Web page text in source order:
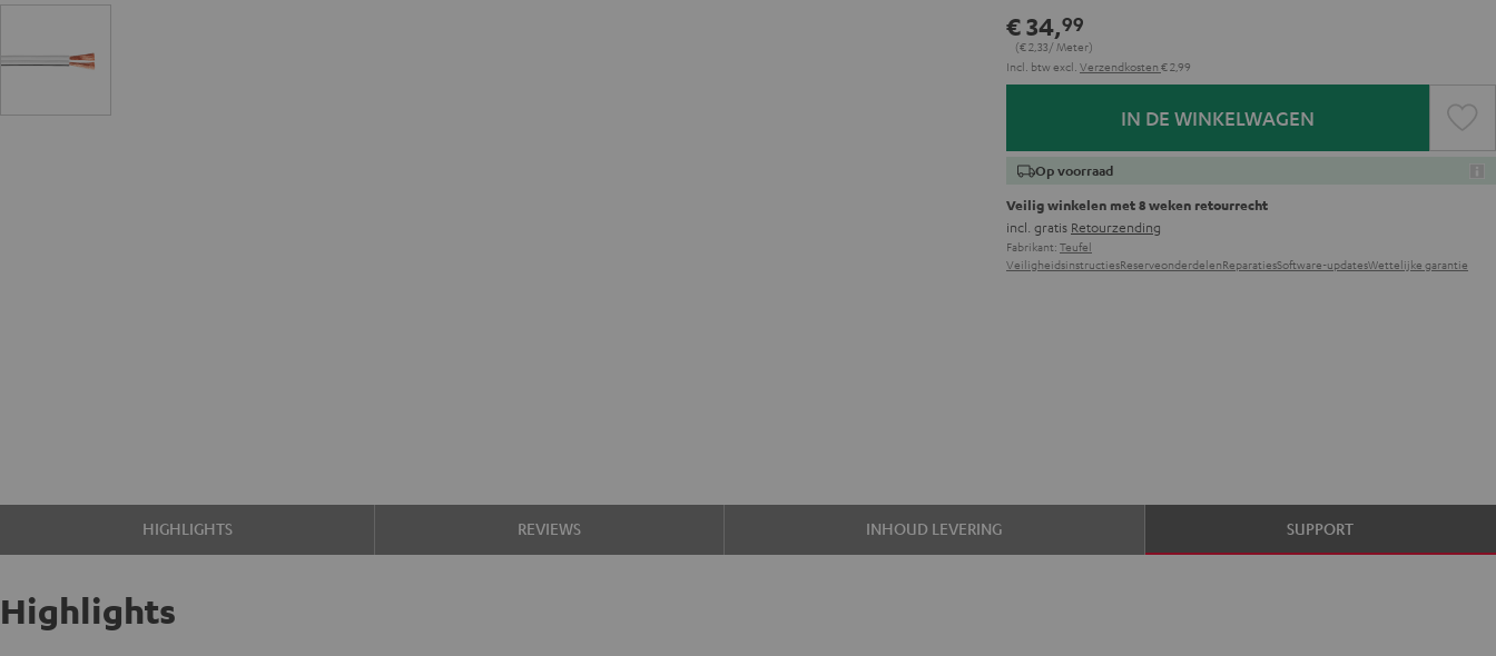
€ 34,99
(€ 2,33/ Meter)
Incl. btwexcl. Verzendkosten € 2,99
IN DE WINKELWAGEN
Op voorraad
Veilig winkelen met 8 weken retourrecht
incl. gratis Retourzending
Fabrikant: Teufel
VeiligheidsinstructiesReserveonderdelenReparatiesSoftware-updatesWettelijke garantie
HIGHLIGHTS REVIEWS INHOUD LEVERING SUPPORT
Highlights